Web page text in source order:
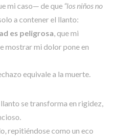
mi caso— de que “los niños no
a contener el llanto:
es peligrosa , que mi
mostrar mi dolor pone en
equivale a la muerte.
se transforma en rigidez,
repitiéndose como un eco